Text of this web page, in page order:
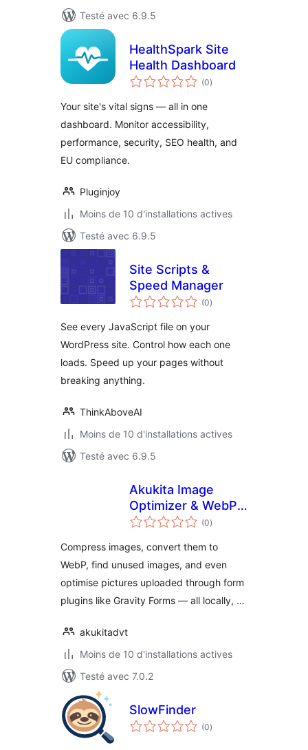
Testé avec 6.9.5
HealthSpark Site
Health Dashboard
(0notes
en
)
Your site's vital signs — all in one
dashboard. Monitor accessibility,
performance, security, SEO health, and
EU compliance.
Pluginjoy
Moins de 10 d'installations actives
Testé avec 6.9.5
Site Scripts &
Speed Manager
(0notes
en
)
See every JavaScript file on your
WordPress site. Control how each one
loads. Speed up your pages without
breaking anything.
ThinkAboveAI
Moins de 10 d'installations actives
Testé avec 6.9.5
Akukita Image
Optimizer & WebP
Converter
(0notes
en
)
Compress images, convert them to
WebP, find unused images, and even
optimise pictures uploaded through form
plugins like Gravity Forms — all locally, …
akukitadvt
Moins de 10 d'installations actives
Testé avec 7.0.2
SlowFinder
(0notes
en
)